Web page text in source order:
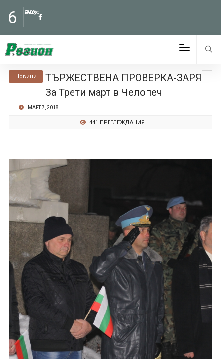
6 Август
2026
Новини
ТЪРЖЕСТВЕНА ПРОВЕРКА-ЗАРЯ
За Трети март в Челопеч
МАРТ 7, 2018
441 ПРЕГЛЕЖДАНИЯ